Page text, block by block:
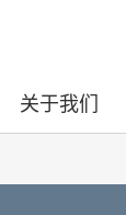
关于我们